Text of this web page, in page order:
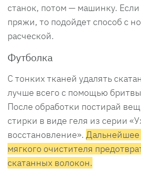
станок, потом — машинку. Если
пряжи, то подойдет способ с
расческой.
Футболка
С тонких тканей удалять
лучше всего с помощью
После обработки постирай
стирки в виде геля из серии
восстановление». Дальнейшее
мягкого очистителя
скатанных волокон.